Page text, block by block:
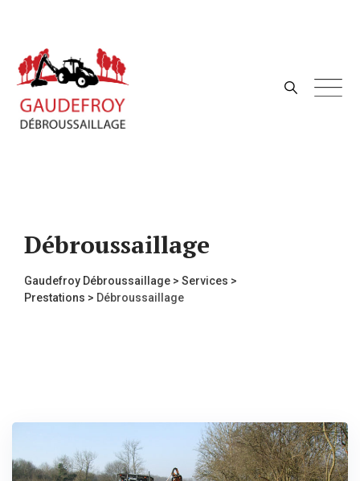
content
Débroussaillage
Gaudefroy Débroussaillage > Services >
Prestations > Débroussaillage